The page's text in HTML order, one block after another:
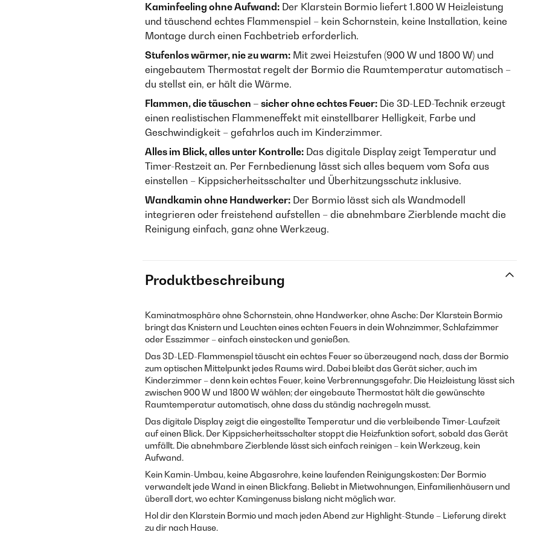
Kaminfeeling ohne Aufwand: Der Klarstein Bormio liefert 1.800 W Heizleistung
und täuschend echtes Flammenspiel – kein Schornstein, keine Installation, keine
Montage durch einen Fachbetrieb erforderlich.
Stufenlos wärmer, nie zu warm: Mit zwei Heizstufen (900 W und 1800 W) und
eingebautem Thermostat regelt der Bormio die Raumtemperatur automatisch –
du stellst ein, er hält die Wärme.
Flammen, die täuschen – sicher ohne echtes Feuer: Die 3D-LED-Technik erzeugt
einen realistischen Flammeneffekt mit einstellbarer Helligkeit, Farbe und
Geschwindigkeit – gefahrlos auch im Kinderzimmer.
Alles im Blick, alles unter Kontrolle: Das digitale Display zeigt Temperatur und
Timer-Restzeit an. Per Fernbedienung lässt sich alles bequem vom Sofa aus
einstellen – Kippsicherheitsschalter und Überhitzungsschutz inklusive.
Wandkamin ohne Handwerker: Der Bormio lässt sich als Wandmodell
integrieren oder freistehend aufstellen – die abnehmbare Zierblende macht die
Reinigung einfach, ganz ohne Werkzeug.
Produktbeschreibung
Kaminatmosphäre ohne Schornstein, ohne Handwerker, ohne Asche: Der Klarstein Bormio
bringt das Knistern und Leuchten eines echten Feuers in dein Wohnzimmer, Schlafzimmer
oder Esszimmer – einfach einstecken und genießen.
Das 3D-LED-Flammenspiel täuscht ein echtes Feuer so überzeugend nach, dass der Bormio
zum optischen Mittelpunkt jedes Raums wird. Dabei bleibt das Gerät sicher, auch im
Kinderzimmer – denn kein echtes Feuer, keine Verbrennungsgefahr. Die Heizleistung lässt sich
zwischen 900 W und 1800 W wählen; der eingebaute Thermostat hält die gewünschte
Raumtemperatur automatisch, ohne dass du ständig nachregeln musst.
Das digitale Display zeigt die eingestellte Temperatur und die verbleibende Timer-Laufzeit
auf einen Blick. Der Kippsicherheitsschalter stoppt die Heizfunktion sofort, sobald das Gerät
umfällt. Die abnehmbare Zierblende lässt sich einfach reinigen – kein Werkzeug, kein
Aufwand.
Kein Kamin-Umbau, keine Abgasrohre, keine laufenden Reinigungskosten: Der Bormio
verwandelt jede Wand in einen Blickfang. Beliebt in Mietwohnungen, Einfamilienhäusern und
überall dort, wo echter Kamingenuss bislang nicht möglich war.
Hol dir den Klarstein Bormio und mach jeden Abend zur Highlight-Stunde – Lieferung direkt
zu dir nach Hause.